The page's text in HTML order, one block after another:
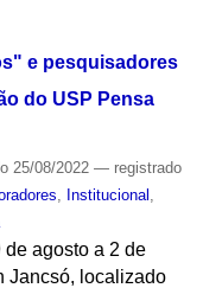
e pesquisadores
do USP Pensa
25/08/2022 — registrado
Institucional
agosto a 2 de
Jancsó, localizado